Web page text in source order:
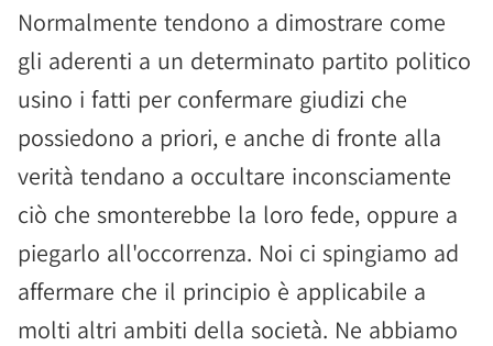
Normalmente tendono a dimostrare come
gli aderenti a un determinato partito politico
usino i fatti per confermare giudizi che
possiedono a priori, e anche di fronte alla
verità tendano a occultare inconsciamente
ciò che smonterebbe la loro fede, oppure a
piegarlo all'occorrenza. Noi ci spingiamo ad
affermare che il principio è applicabile a
molti altri ambiti della società. Ne abbiamo